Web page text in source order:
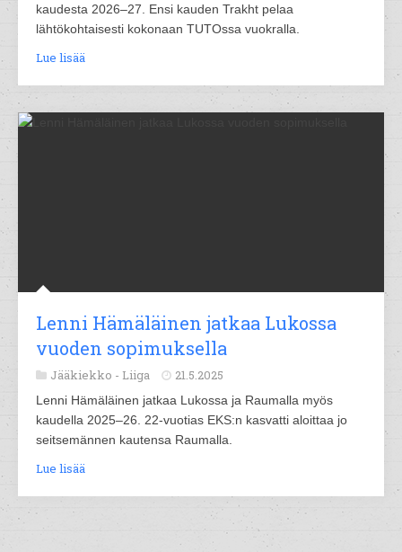
kaudesta 2026–27. Ensi kauden Trakht pelaa
lähtökohtaisesti kokonaan TUTOssa vuokralla.
Lue lisää
Lenni Hämäläinen jatkaa Lukossa
vuoden sopimuksella
Jääkiekko - Liiga 21.5.2025
Lenni Hämäläinen jatkaa Lukossa ja Raumalla myös
kaudella 2025–26. 22-vuotias EKS:n kasvatti aloittaa jo
seitsemännen kautensa Raumalla.
Lue lisää